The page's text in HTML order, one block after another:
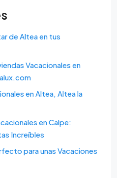
de Altea en tus
Vacacionales en
en Altea, Altea la
en Calpe:
Increíbles
para unas Vacaciones